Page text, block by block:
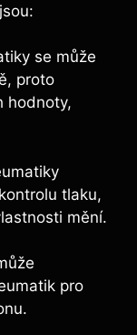
se může
proto
hodnoty,
tlaku,
mění.
pro